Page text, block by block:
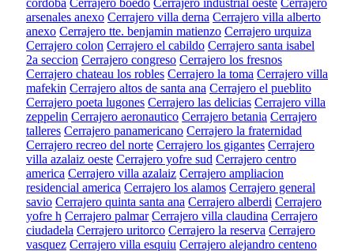
cordoba Cerrajero boedo Cerrajero industrial oeste Cerrajero
arsenales anexo Cerrajero villa derna Cerrajero villa alberto
anexo Cerrajero tte. benjamin matienzo Cerrajero urquiza
Cerrajero colon Cerrajero el cabildo Cerrajero santa isabel
2a seccion Cerrajero congreso Cerrajero los fresnos
Cerrajero chateau los robles Cerrajero la toma Cerrajero villa
mafekin Cerrajero altos de santa ana Cerrajero el pueblito
Cerrajero poeta lugones Cerrajero las delicias Cerrajero villa
zeppelin Cerrajero aeronautico Cerrajero betania Cerrajero
talleres Cerrajero panamericano Cerrajero la fraternidad
Cerrajero recreo del norte Cerrajero los gigantes Cerrajero
villa azalaiz oeste Cerrajero yofre sud Cerrajero centro
america Cerrajero villa azalaiz Cerrajero ampliacion
residencial america Cerrajero los alamos Cerrajero general
savio Cerrajero quinta santa ana Cerrajero alberdi Cerrajero
yofre h Cerrajero palmar Cerrajero villa claudina Cerrajero
ciudadela Cerrajero uritorco Cerrajero la reserva Cerrajero
vasquez Cerrajero villa esquiu Cerrajero alejandro centeno